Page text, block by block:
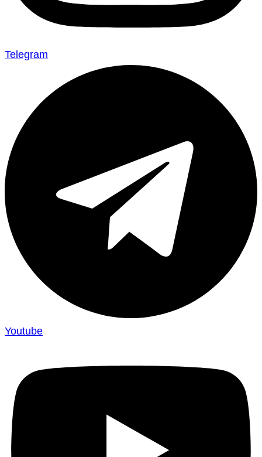
Telegram
Youtube